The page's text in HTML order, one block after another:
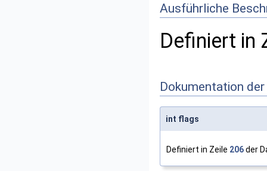
Ausführliche
Definiert in
Dokumentation
int flags
Definiert in Zeile 206der